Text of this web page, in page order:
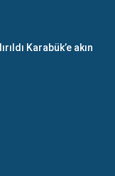
Karabük’e akın